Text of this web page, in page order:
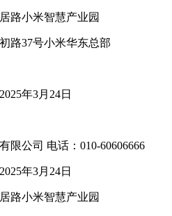
路小米智慧产业园
路37号小米华东总部
年3月24日
限公司 电话：010-60606666
年3月24日
路小米智慧产业园